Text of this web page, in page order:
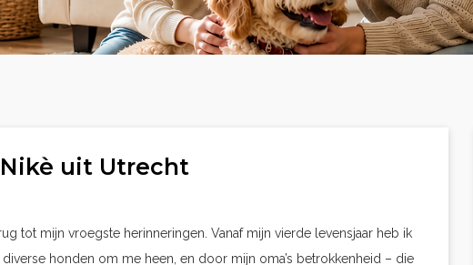
uit Utrecht
tot mijn vroegste herinneringen. Vanaf mijn vierde levensjaar heb ik
honden om me heen, en door mijn oma’s betrokkenheid – die